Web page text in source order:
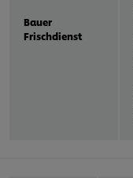
Bauer
Frischdienst